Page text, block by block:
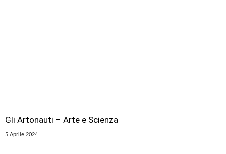
Gli Artonauti – Arte e Scienza
5 Aprile 2024